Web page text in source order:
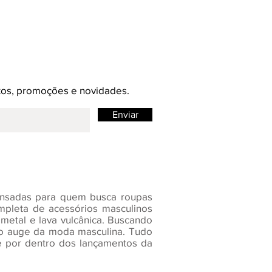
promoções e novidades.
Enviar
para quem busca roupas
de acessórios masculinos
e lava vulcânica. Buscando
da moda masculina. Tudo
dentro dos lançamentos da